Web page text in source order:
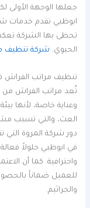
جعلها الوجهة
ابوظبي تقدم خدمات
تحظى بها الشركة
الحيوي. شركة تنظيف
تنظيف مراتب الفراش
تُعد مراتب الفراش من
وعناية خاصة، لأنها
العث، والتي تسبب
دور شركة المروة
في ابوظبي حلولاً
واحترافية. كما أن
للعميل ضماناً
والجراثيم.